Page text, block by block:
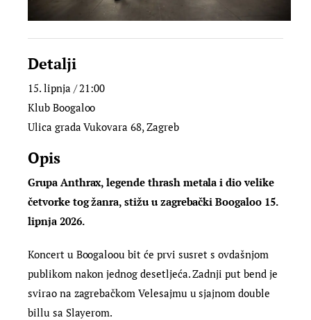
Detalji
15. lipnja / 21:00
Klub Boogaloo
Ulica grada Vukovara 68, Zagreb
Opis
Grupa Anthrax, legende thrash metala i dio velike
četvorke tog žanra, stižu u zagrebački Boogaloo 15.
lipnja 2026.
Koncert u Boogaloou bit će prvi susret s ovdašnjom
publikom nakon jednog desetljeća. Zadnji put bend je
svirao na zagrebačkom Velesajmu u sjajnom double
billu sa Slayerom.